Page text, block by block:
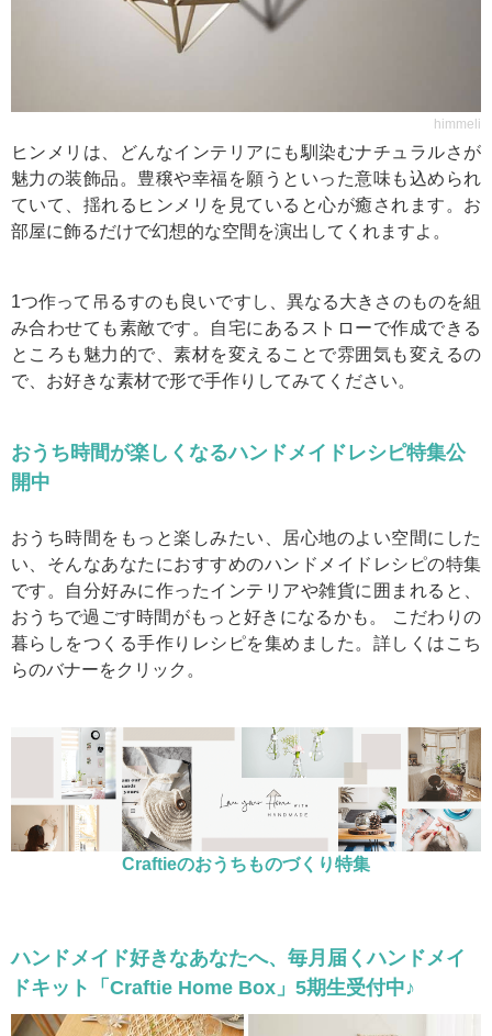
himmeli
ヒンメリは、どんなインテリアにも馴染むナチュラルさが
魅力の装飾品。豊穣や幸福を願うといった意味も込められ
ていて、揺れるヒンメリを見ていると心が癒されます。お
部屋に飾るだけで幻想的な空間を演出してくれますよ。
1つ作って吊るすのも良いですし、異なる大きさのものを組
み合わせても素敵です。自宅にあるストローで作成できる
ところも魅力的で、素材を変えることで雰囲気も変えるの
で、お好きな素材で形で手作りしてみてください。
おうち時間が楽しくなるハンドメイドレシピ特集公
開中
おうち時間をもっと楽しみたい、居心地のよい空間にした
い、そんなあなたにおすすめのハンドメイドレシピの特集
です。自分好みに作ったインテリアや雑貨に囲まれると、
おうちで過ごす時間がもっと好きになるかも。 こだわりの
暮らしをつくる手作りレシピを集めました。詳しくはこち
らのバナーをクリック。
Craftieのおうちものづくり特集
ハンドメイド好きなあなたへ、毎月届くハンドメイ
ドキット「Craftie Home Box」5期生受付中♪